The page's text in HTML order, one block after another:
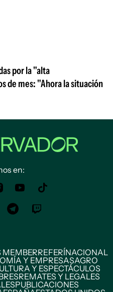
por la "alta
de mes: "Ahora la situación
en:
MEMBERREFERÍNACIONAL
Y EMPRESASAGRO
Y ESPECTÁCULOS
REMATES Y LEGALES
PUBLICACIONES